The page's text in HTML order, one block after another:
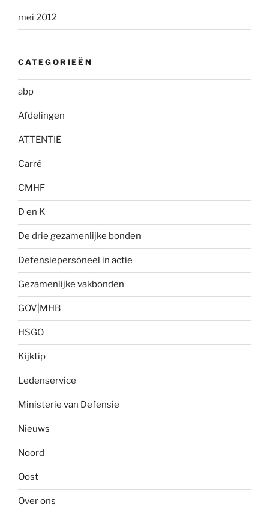
mei 2012
CATEGORIEËN
abp
Afdelingen
ATTENTIE
Carré
CMHF
D en K
De drie gezamenlijke bonden
Defensiepersoneel in actie
Gezamenlijke vakbonden
GOV|MHB
HSGO
Kijktip
Ledenservice
Ministerie van Defensie
Nieuws
Noord
Oost
Over ons